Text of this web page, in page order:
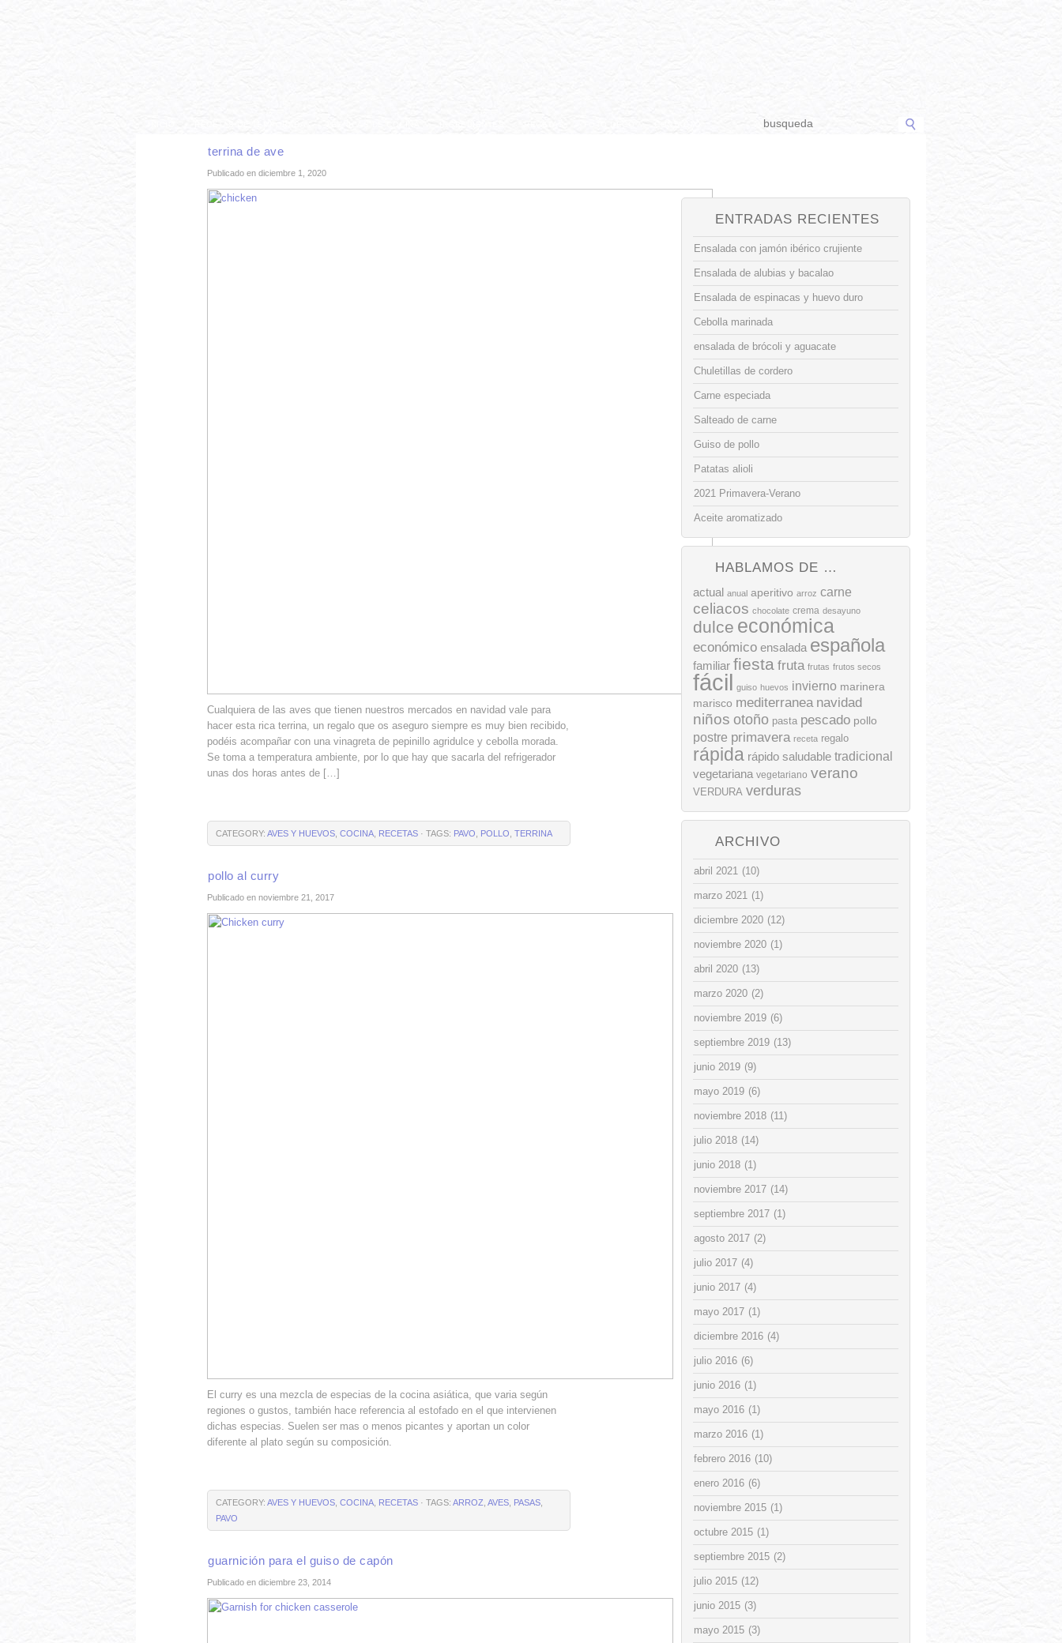
terrina de ave
Publicado en diciembre 1, 2020
Cualquiera de las aves que tienen nuestros mercados en navidad vale para
hacer esta rica terrina, un regalo que os aseguro siempre es muy bien recibido,
podéis acompañar con una vinagreta de pepinillo agridulce y cebolla morada.
Se toma a temperatura ambiente, por lo que hay que sacarla del refrigerador
unas dos horas antes de […]
CATEGORY: AVES Y HUEVOS COCINA RECETAS · TAGS: PAVO POLLO TERRINA
pollo al curry
Publicado en noviembre 21, 2017
El curry es una mezcla de especias de la cocina asiática, que varia según
regiones o gustos, también hace referencia al estofado en el que intervienen
dichas especias. Suelen ser mas o menos picantes y aportan un color
diferente al plato según su composición.
CATEGORY: AVES Y HUEVOS COCINA RECETAS · TAGS: ARROZ AVES PASAS
PAVO
guarnición para el guiso de capón
Publicado en diciembre 23, 2014
ENTRADAS RECIENTES
Ensalada con jamón ibérico crujiente
Ensalada de alubias y bacalao
Ensalada de espinacas y huevo duro
Cebolla marinada
ensalada de brócoli y aguacate
Chuletillas de cordero
Carne especiada
Salteado de carne
Guiso de pollo
Patatas alioli
2021 Primavera-Verano
Aceite aromatizado
HABLAMOS DE …
actual anual aperitivo arroz carne
celiacos chocolate crema desayuno
dulce económica
económico ensalada española
familiar fiesta fruta frutas frutos secos
fácil guiso huevos invierno marinera
marisco mediterranea navidad
niños otoño pasta pescado pollo
postre primavera receta regalo
rápida rápido saludable tradicional
vegetariana vegetariano verano
VERDURA verduras
ARCHIVO
abril 2021 (10)
marzo 2021 (1)
diciembre 2020 (12)
noviembre 2020 (1)
abril 2020 (13)
marzo 2020 (2)
noviembre 2019 (6)
septiembre 2019 (13)
junio 2019 (9)
mayo 2019 (6)
noviembre 2018 (11)
julio 2018 (14)
junio 2018 (1)
noviembre 2017 (14)
septiembre 2017 (1)
agosto 2017 (2)
julio 2017 (4)
junio 2017 (4)
mayo 2017 (1)
diciembre 2016 (4)
julio 2016 (6)
junio 2016 (1)
mayo 2016 (1)
marzo 2016 (1)
febrero 2016 (10)
enero 2016 (6)
noviembre 2015 (1)
octubre 2015 (1)
septiembre 2015 (2)
julio 2015 (12)
junio 2015 (3)
mayo 2015 (3)